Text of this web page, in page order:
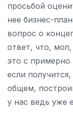
просьбой
нее бизнес-
вопрос о
ответ, что,
это с примерно
если
общем,
у нас ведь уже